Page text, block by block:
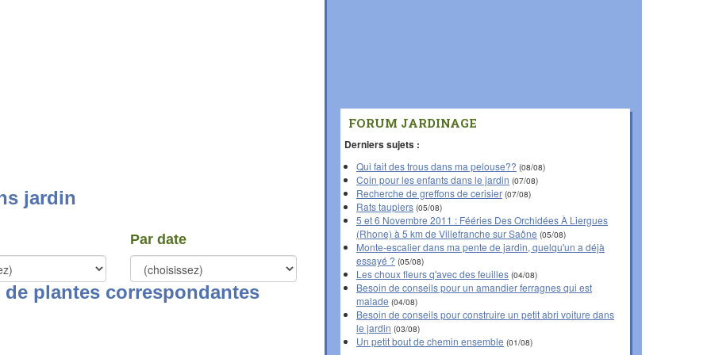
jardin
Par date
plantes correspondantes
FORUM JARDINAGE
Derniers sujets :
Qui fait des trous dans ma pelouse?? (08/08)
Coin pour les enfants dans le jardin (07/08)
Recherche de greffons de cerisier (07/08)
Rats taupiers (05/08)
5 et 6 Novembre 2011 : Fééries Des Orchidées À Liergues
(Rhone) à 5 km de Villefranche sur Saône (05/08)
Monte-escalier dans ma pente de jardin, quelqu'un a déjà
essayé ? (05/08)
Les choux fleurs q'avec des feuilles (04/08)
Besoin de conseils pour un amandier ferragnes qui est
malade (04/08)
Besoin de conseils pour construire un petit abri voiture dans
le jardin (03/08)
Un petit bout de chemin ensemble (01/08)